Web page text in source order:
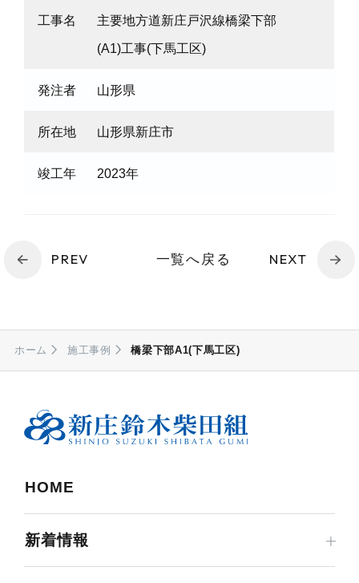
工事名 主要地方道新庄戸沢線橋梁下部
(A1)工事(下馬工区)
発注者 山形県
所在地 山形県新庄市
竣工年 2023年
PREV 一覧へ戻る NEXT
ホーム 施工事例 橋梁下部A1(下馬工区)
HOME
新着情報